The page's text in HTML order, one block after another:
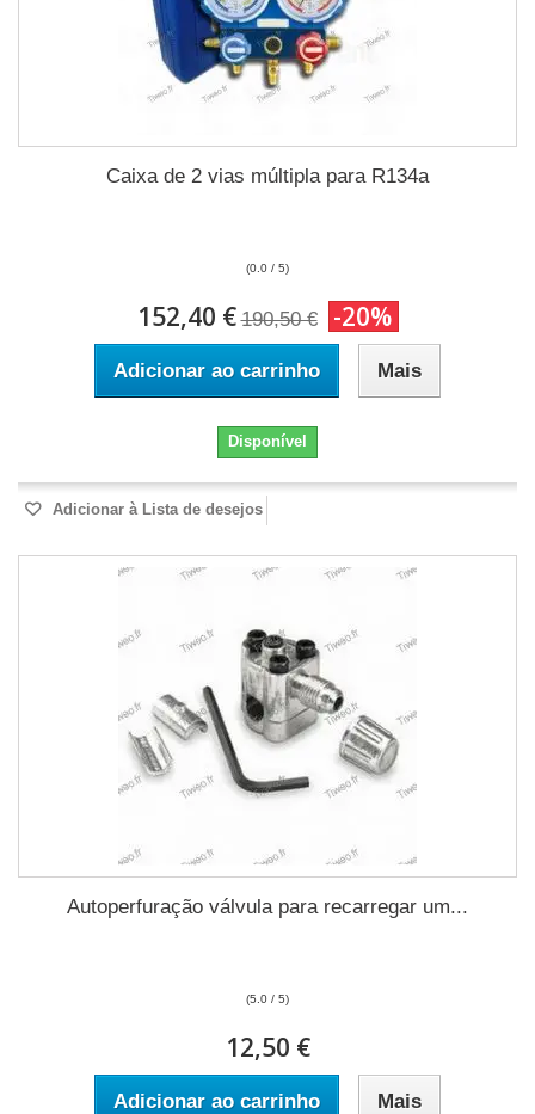
Caixa de 2 vias múltipla para R134a
(0.0 / 5)
152,40 € 190,50 € -20%
Adicionar ao carrinho Mais
Disponível
Adicionar à Lista de desejos
Autoperfuração válvula para recarregar um...
(5.0 / 5)
12,50 €
Adicionar ao carrinho Mais